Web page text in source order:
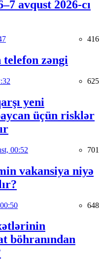
avqust 2026-cı
416
zəngi
625
yeni
üçün risklər
00:52 701
vakansiya niyə
648
böhranından